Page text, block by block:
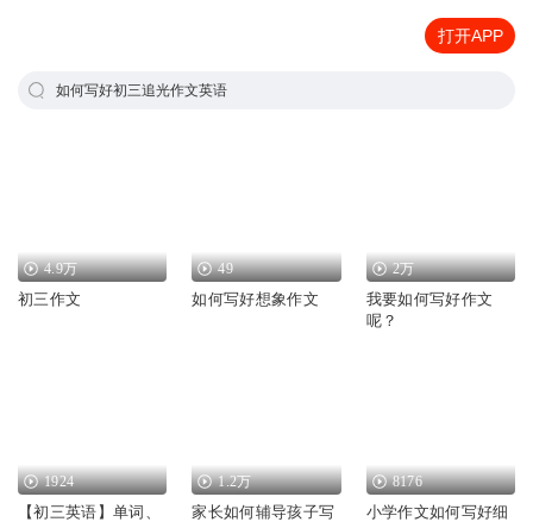
打开APP
如何写好初三追光作文英语
4.9万
初三作文
49
如何写好想象作文
2万
我要如何写好作文
呢？
1924
【初三英语】单词、
1.2万
家长如何辅导孩子写
8176
小学作文如何写好细